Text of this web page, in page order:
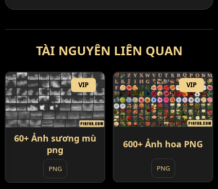
TÀI NGUYÊN LIÊN QUAN
VIP
60+ Ảnh sương mù
png
PNG
VIP
600+ Ảnh hoa PNG
PNG